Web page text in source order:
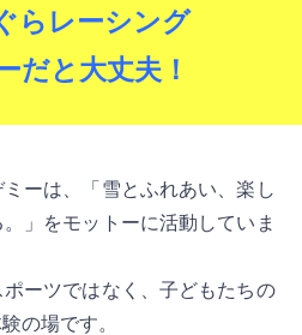
らレーシング
だと大丈夫！
ーは、「雪とふれあい、楽し
」をモットーに活動していま
ーツではなく、子どもたちの
の場です。